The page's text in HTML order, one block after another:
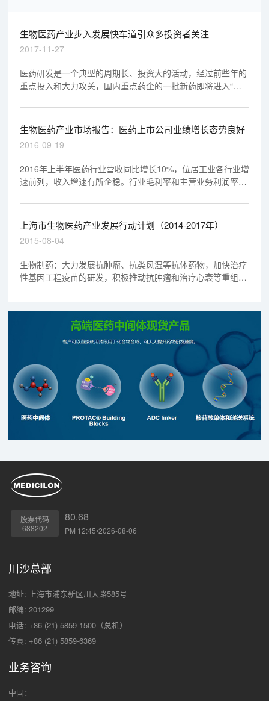
生物医药产业步入发展快车道引众多投资者关注
2017-11-27
医药研发是一个典型的周期长、投资大的活动，经过前些年的
重点投入和大力攻关，国内重点药企的一批新药即将进入“收
疾病方面，有8个产品获11个全球临床批件。恒瑞医药财报显
示，今年上半年公司累计投入研发资金7.8亿元，同比增长
60%，基本形成了每年都有创新药申请临床的良性发展态势。
生物医药产业市场报告：医药上市公司业绩增长态势良好
2016-09-19
2016年上半年医药行业营收同比增长10%，位居工业各行业增
速前列，收入增速有所企稳。行业毛利率和主营业务利润率同
上海市生物医药产业发展行动计划（2014-2017年）
2015-08-04
生物制药：大力发展抗肿瘤、抗类风湿等抗体药物，加快治疗
性基因工程疫苗的研发，积极推动抗肿瘤和治疗心衰等重组细
主营业务收入180亿元。
股票代码
688202
80.68
PM 12:45•2026-08-06
川沙总部
地址: 上海市浦东新区川大路585号
邮编: 201299
电话: +86 (21) 5859-1500（总机）
传真: +86 (21) 5859-6369
业务咨询
中国：